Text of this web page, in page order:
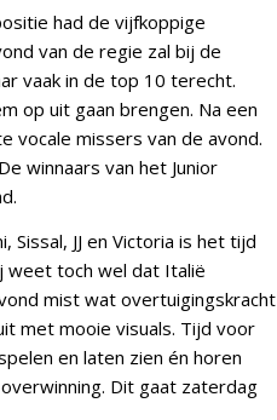
had de vijfkoppige
van de regie zal bij de
vaak in de top 10 terecht.
op uit gaan brengen. Na een
vocale missers van de avond.
winnaars van het Junior
JJ en Victoria is het tijd
weet toch wel dat Italië
mist wat overtuigingskracht
met mooie visuals. Tijd voor
en laten zien én horen
Dit gaat zaterdag